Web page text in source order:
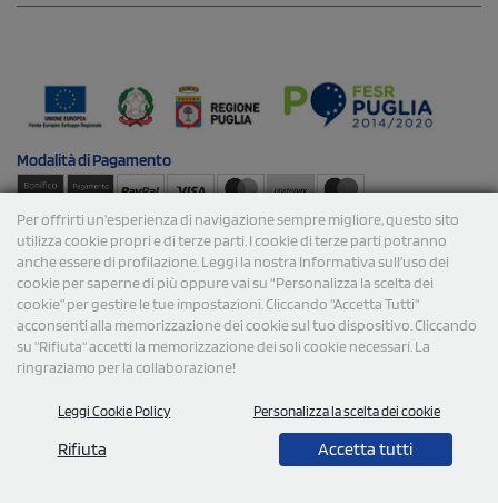
Per offrirti un'esperienza di navigazione sempre migliore, questo sito
utilizza cookie propri e di terze parti. I cookie di terze parti potranno
anche essere di profilazione. Leggi la nostra Informativa sull’uso dei
cookie per saperne di più oppure vai su “Personalizza la scelta dei
cookie” per gestire le tue impostazioni. Cliccando "Accetta Tutti"
acconsenti alla memorizzazione dei cookie sul tuo dispositivo. Cliccando
su "Rifiuta" accetti la memorizzazione dei soli cookie necessari. La
ringraziamo per la collaborazione!
Leggi Cookie Policy Personalizza la scelta dei cookie
Rifiuta Accetta tutti
Modalità diPagamento
Spedizioni
P.Iva/C.F. 09734470967 - N° Rea MI-2110632